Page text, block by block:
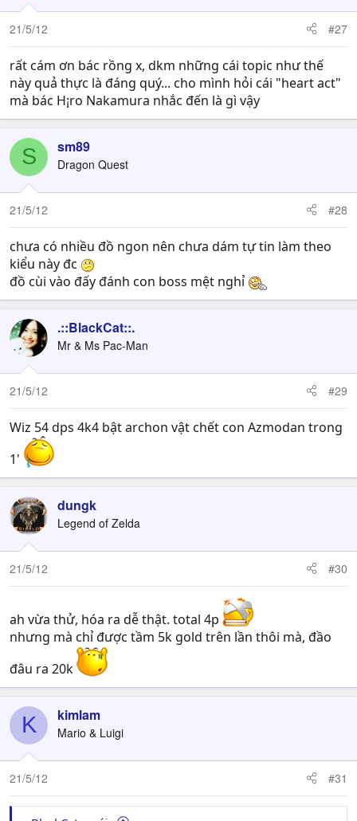
21/5/12 #27
rất cám ơn bác rồng x, dkm những cái topic như thế
này quả thực là đáng quý... cho mình hỏi cái "heart act"
mà bác H¡ro Nakamura nhắc đến là gì vậy
S sm89
Dragon Quest
21/5/12 #28
chưa có nhiều đồ ngon nên chưa dám tự tin làm theo
kiểu này đc
đồ cùi vào đấy đánh con boss mệt nghỉ
.::BlackCat::.
Mr & Ms Pac-Man
21/5/12 #29
Wiz 54 dps 4k4 bật archon vật chết con Azmodan trong
1'
dungk
Legend of Zelda
21/5/12 #30
ah vừa thử, hóa ra dễ thật. total 4p
nhưng mà chỉ được tầm 5k gold trên lần thôi mà, đầo
đâu ra 20k
K kimlam
Mario & Luigi
21/5/12 #31